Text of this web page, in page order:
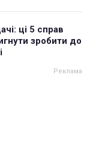
ці 5 справ
зробити до